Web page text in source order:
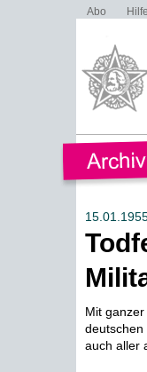
Abo Hilfe
Mit
deutschen
auch aller